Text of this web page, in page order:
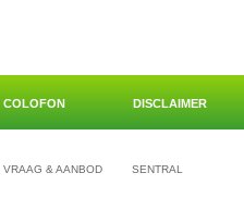
COLOFON DISCLAIMER
VRAAG & AANBOD SENTRAL